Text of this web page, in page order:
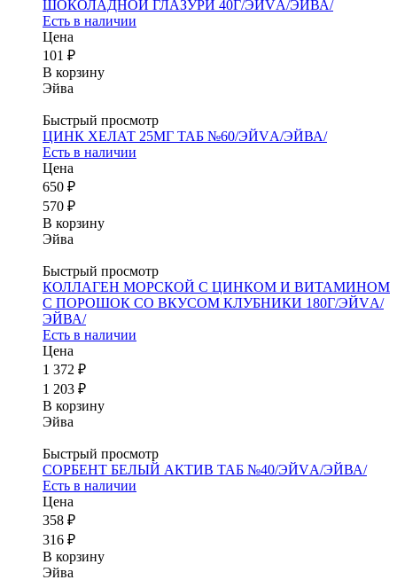
ШОКОЛАДНОЙ ГЛАЗУРИ 40Г/ЭЙVА/ЭЙВА/
Есть в наличии
Цена
101 ₽
В корзину
Эйва
Быстрый просмотр
ЦИНК ХЕЛАТ 25МГ ТАБ №60/ЭЙVА/ЭЙВА/
Есть в наличии
Цена
650 ₽
570 ₽
В корзину
Эйва
Быстрый просмотр
КОЛЛАГЕН МОРСКОЙ С ЦИНКОМ И ВИТАМИНОМ
С ПОРОШОК СО ВКУСОМ КЛУБНИКИ 180Г/ЭЙVА/
ЭЙВА/
Есть в наличии
Цена
1 372 ₽
1 203 ₽
В корзину
Эйва
Быстрый просмотр
СОРБЕНТ БЕЛЫЙ АКТИВ ТАБ №40/ЭЙVА/ЭЙВА/
Есть в наличии
Цена
358 ₽
316 ₽
В корзину
Эйва